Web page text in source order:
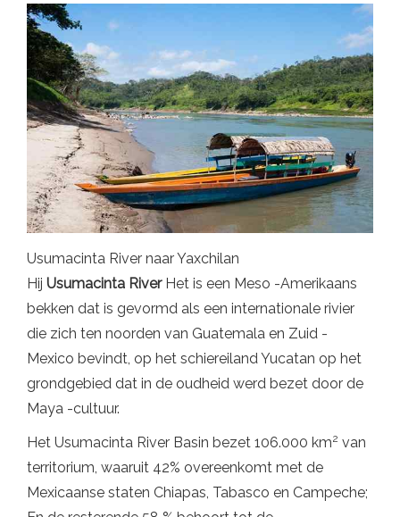
Usumacinta River naar Yaxchilan
Hij Usumacinta RiverHet is een Meso -Amerikaans
bekken dat is gevormd als een internationale rivier
die zich ten noorden van Guatemala en Zuid -
Mexico bevindt, op het schiereiland Yucatan op het
grondgebied dat in de oudheid werd bezet door de
Maya -cultuur.
Het Usumacinta River Basin bezet 106.000 km2 van
territorium, waaruit 42% overeenkomt met de
Mexicaanse staten Chiapas, Tabasco en Campeche;